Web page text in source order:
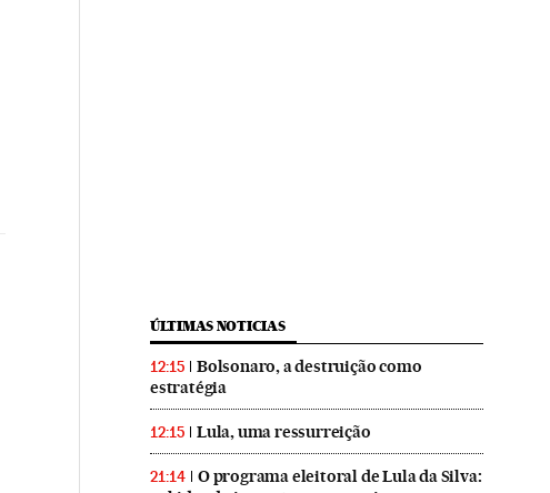
ÚLTIMAS NOTICIAS
12:15
Bolsonaro, a destruição como
estratégia
12:15 Lula, uma ressurreição
21:14
O programa eleitoral de Lula da Silva: